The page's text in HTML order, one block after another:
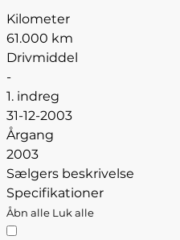
Kilometer
61.000 km
Drivmiddel
-
1. indreg
31-12-2003
Årgang
2003
Sælgers beskrivelse
Specifikationer
Åbn alle Luk alle